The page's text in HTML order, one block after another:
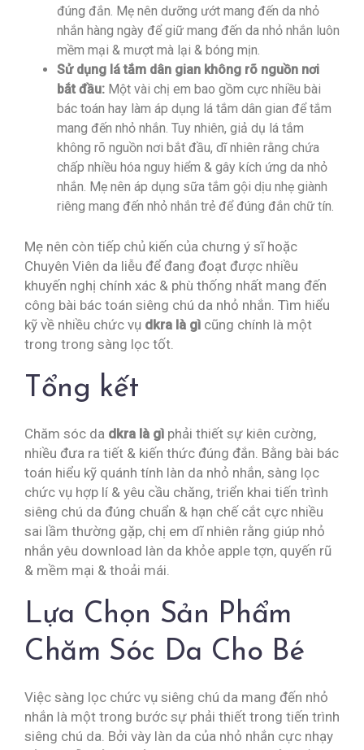
đúng đắn. Mẹ nên dưỡng ướt mang đến da nhỏ
nhắn hàng ngày để giữ mang đến da nhỏ nhắn luôn
mềm mại & mượt mà lại & bóng mịn.
Sử dụng lá tắm dân gian không rõ nguồn nơi
bắt đầu: Một vài chị em bao gồm cực nhiều bài
bác toán hay làm áp dụng lá tắm dân gian để tắm
mang đến nhỏ nhắn. Tuy nhiên, giả dụ lá tắm
không rõ nguồn nơi bắt đầu, dĩ nhiên rằng chứa
chấp nhiều hóa nguy hiểm & gây kích ứng da nhỏ
nhắn. Mẹ nên áp dụng sữa tắm gội dịu nhẹ giành
riêng mang đến nhỏ nhắn trẻ để đúng đắn chữ tín.
Mẹ nên còn tiếp chủ kiến của chưng ý sĩ hoặc
Chuyên Viên da liễu để đang đoạt được nhiều
khuyến nghị chính xác & phù thống nhất mang đến
công bài bác toán siêng chú da nhỏ nhắn. Tìm hiểu
kỹ về nhiều chức vụ dkra là gì cũng chính là một
trong trong sàng lọc tốt.
Tổng kết
Chăm sóc da dkra là gì phải thiết sự kiên cường,
nhiều đưa ra tiết & kiến thức đúng đắn. Bằng bài bác
toán hiểu kỹ quánh tính làn da nhỏ nhắn, sàng lọc
chức vụ hợp lí & yêu cầu chăng, triển khai tiến trình
siêng chú da đúng chuẩn & hạn chế cắt cực nhiều
sai lầm thường gặp, chị em dĩ nhiên rằng giúp nhỏ
nhắn yêu download làn da khỏe apple tợn, quyến rũ
& mềm mại & thoải mái.
Lựa Chọn Sản Phẩm
Chăm Sóc Da Cho Bé
Việc sàng lọc chức vụ siêng chú da mang đến nhỏ
nhắn là một trong bước sự phải thiết trong tiến trình
siêng chú da. Bởi vày làn da của nhỏ nhắn cực nhạy